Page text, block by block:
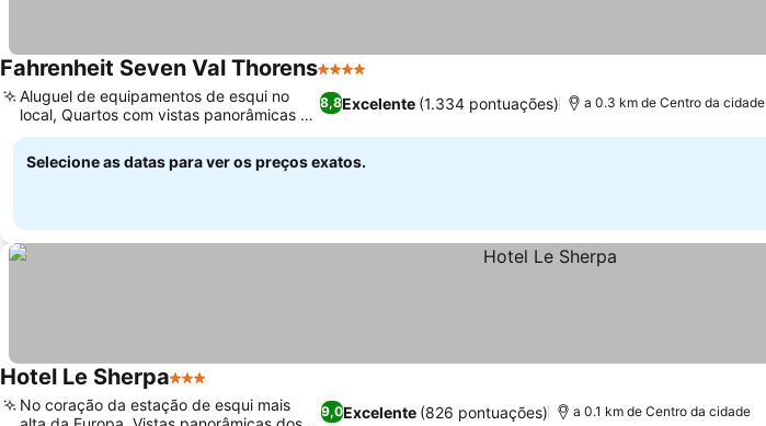
Fahrenheit Seven Val Thorens4 Estrelas
8,8Excelente (1.334 pontuações)
Aluguel de equipamentos de esqui no
local, Quartos com vistas panorâmicas da
montanha
a 0.3 km de Centro da cidade
Selecione as datas para ver os preços exatos.
Hotel Le Sherpa3 Estrelas
9,0Excelente (826 pontuações)
No coração da estação de esqui mais
a 0.1 km de Centro da cidade